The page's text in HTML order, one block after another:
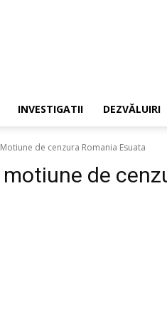
INVESTIGATII DEZVĂLUIRI
Motiune de cenzura Romania Esuata
motiune de